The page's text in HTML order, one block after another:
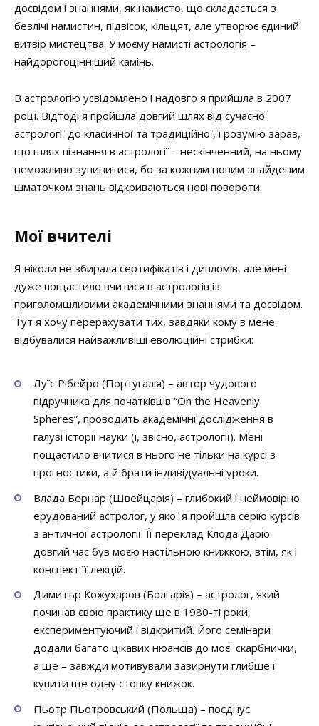
досвідом і знаннями, як намисто, що складається з
безлічі намистин, підвісок, кільцят, але утворює єдиний
витвір мистецтва. У моєму намисті астрологія –
найдорогоцінніший камінь.
В астрологію усвідомлено і надовго я прийшла в 2007
році. Відтоді я пройшла довгий шлях від сучасної
астрології до класичної та традиційної, і розумію зараз,
що шлях пізнання в астрології – нескінченний, на ньому
неможливо зупинитися, бо за кожним новим знайденим
шматочком знань відкриваються нові повороти.
Мої вчителі
Я ніколи не збирала сертифікатів і дипломів, але мені
дуже пощастило вчитися в астрологів із
приголомшливими академічними знаннями та досвідом.
Тут я хочу перерахувати тих, завдяки кому в мене
відбувалися найважливіші еволюційні стрибки:
Луїс Рібейро (Португалія) – автор чудового
підручника для початківців “On the Heavenly
Spheres”, проводить академічні дослідження в
галузі історії науки (і, звісно, астрології). Мені
пощастило вчитися в нього не тільки на курсі з
прогностики, а й брати індивідуальні уроки.
Влада Бернар (Швейцарія) – глибокий і неймовірно
ерудований астролог, у якої я пройшла серію курсів
з античної астрології. Її переклад Клода Даріо
довгий час був моєю настільною книжкою, втім, як і
конспект її лекцій.
Димитър Кожухаров (Болгарія) – астролог, який
починав свою практику ще в 1980-ті роки,
експериментуючий і відкритий. Його семінари
додали багато цікавих нюансів до моєї скарбнички,
а ще – завжди мотивували зазирнути глибше і
купити ще одну стопку книжок.
Пьотр Пьотровський (Польща) – поєднує